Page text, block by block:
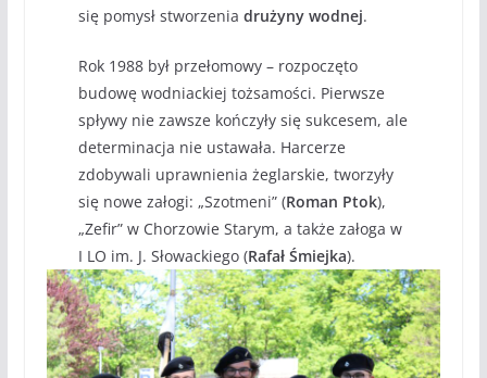
się pomysł stworzenia drużyny wodnej.
Rok 1988 był przełomowy – rozpoczęto
budowę wodniackiej tożsamości. Pierwsze
spływy nie zawsze kończyły się sukcesem, ale
determinacja nie ustawała. Harcerze
zdobywali uprawnienia żeglarskie, tworzyły
się nowe załogi: „Szotmeni” (Roman Ptok),
„Zefir” w Chorzowie Starym, a także załoga w
I LO im. J. Słowackiego (Rafał Śmiejka).